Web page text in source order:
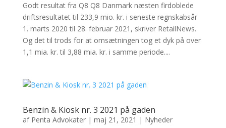
Godt resultat fra Q8 Q8 Danmark næsten firdoblede
driftsresultatet til 233,9 mio. kr. i seneste regnskabsår
1. marts 2020 til 28. februar 2021, skriver RetailNews.
Og det til trods for at omsætningen tog et dyk på over
1,1 mia. kr. til 3,88 mia. kr. i samme periode....
Benzin & Kiosk nr. 3 2021 på gaden
af Penta Advokater| maj 21, 2021 | Nyheder